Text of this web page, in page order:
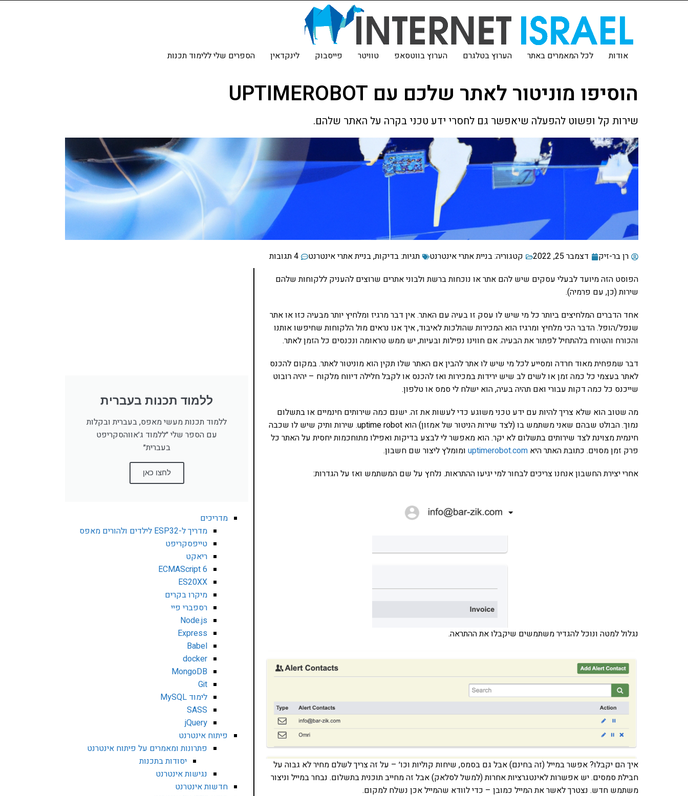
אודות לכל המאמרים באתר הערוץ בטלגרם הערוץ בווטסאפ טוויטר פייסבוק לינקדאין הספרים שלי ללימוד תכנות
הוסיפו מוניטור לאתר שלכם עם UPTIMEROBOT
שירות קל ופשוט להפעלה שיאפשר גם לחסרי ידע טכני בקרה על האתר שלהם.
רן בר-זיק דצמבר 25, 2022 קטגוריה:בניית אתרי אינטרנט תגיות:בדיקות,בניית אתרי אינטרנט
4 תגובות
הפוסט הזה מיועד לבעלי עסקים שיש להם אתר או נוכחות ברשת ולבוני אתרים שרוצים להעניק ללקוחות שלהם
שירות (כן, עם פרמיה).
אחד הדברים המלחיצים ביותר כל מי שיש לו עסק זו בעיה עם האתר. אין דבר מרגיז ומלחיץ יותר מבעיה כזו או אתר
שנפל/הופל. הדבר הכי מלחיץ ומרגיז הוא המכירות שהולכות לאיבוד, איך אנו נראים מול הלקוחות שחיפשו אותנו
והכורח והטורח בלהתחיל לפתור את הבעיה. אם חווינו נפילות ובעיות, יש ממש טראומה ונכנסים כל הזמן לאתר.
דבר שמפחית מאוד חרדה ומסייע לכל מי שיש לו אתר להבין אם האתר שלו תקין הוא מוניטור לאתר. במקום להכנס
לאתר בעצמי כל כמה זמן או לשים לב שיש ירידות במכירות ואז להכנס או לקבל חלילה דיווח מלקוח – יהיה רובוט
שייכנס כל כמה דקות עבורי ואם תהיה בעיה, הוא ישלח לי סמס או טלפון.
מה שטוב הוא שלא צריך להיות עם ידע טכני משוגע כדי לעשות את זה. ישנם כמה שירותים חינמיים או בתשלום
נמוך. הבולט שבהם שאני משתמש בו (לצד שירות הניטור של אמזון) הוא uptime robot. שירות ותיק שיש לו שכבה
חינמית מצוינת לצד שירותים בתשלום לא יקר. הוא מאפשר לי לבצע בדיקות ואפילו מתוחכמות יחסית על האתר כל
פרק זמן מסוים. כתובת האתר היא uptimerobot.com ומומלץ ליצור שם חשבון.
אחרי יצירת החשבון אנחנו צריכים לבחור למי יגיעו ההתראות. נלחץ על שם המשתמש ואז על הגדרות:
נגלול למטה ונוכל להגדיר משתמשים שיקבלו את ההתראה.
איך הם יקבלו? אפשר במייל (זה בחינם) אבל גם בסמס, שיחות קוליות וכו׳ – על זה צריך לשלם מחיר לא גבוה על
חבילת סמסים. יש אפשרות לאינטגרציות אחרות (למשל לסלאק) אבל זה מחייב תוכנית בתשלום. נבחר במייל וניצור
משתמש חדש. נצטרך לאשר את המייל כמובן – כדי לוודא שהמייל אכן נשלח למקום.
ללמוד תכנות בעברית
ללמוד תכנות מעשי מאפס, בעברית ובקלות
עם הספר שלי ״ללמוד ג׳אווהסקריפט
בעברית״
לחצו כאן
מדריכים
מדריך ל-ESP32 לילדים ולהורים מאפס
טייפסקריפט
ריאקט
ECMAScript 6
ES20XX
מיקרו בקרים
רספברי פיי
Node.js
Express
Babel
docker
MongoDB
Git
לימוד MySQL
SASS
jQuery
פיתוח אינטרנט
פתרונות ומאמרים על פיתוח אינטרנט
יסודות בתכנות
נגישות אינטרנט
חדשות אינטרנט